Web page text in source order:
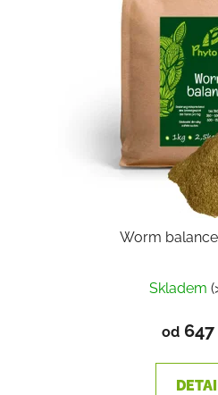
Worm
Skladem
od647